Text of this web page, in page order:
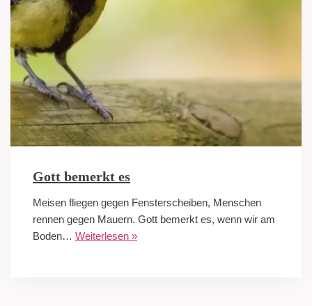
Gott bemerkt es
Meisen fliegen gegen Fensterscheiben, Menschen
rennen gegen Mauern. Gott bemerkt es, wenn wir am
Boden… Weiterlesen »